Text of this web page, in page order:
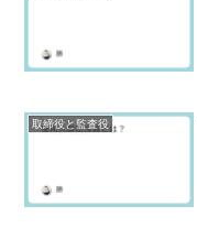
取締役と監査役